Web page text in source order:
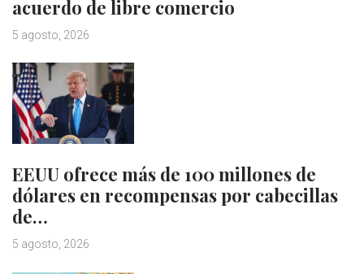
acuerdo de libre comercio
5 agosto, 2026
EEUU ofrece más de 100 millones de
dólares en recompensas por cabecillas
de…
5 agosto, 2026